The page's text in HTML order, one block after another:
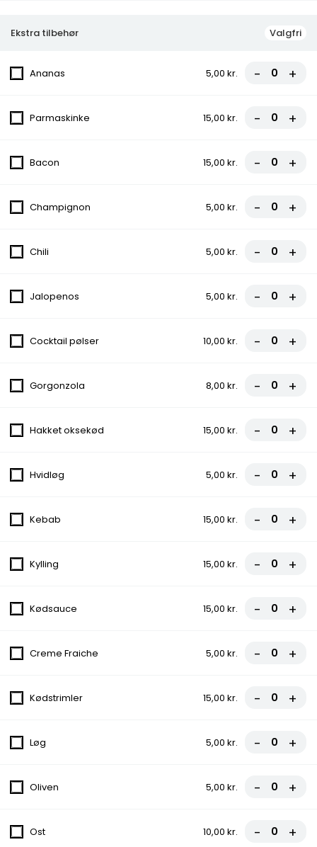
Frokosttilbud (fra kl. 11.00 - 15.00) Når frokostsulten melder sig,
eller du har brug for et lækkert eftermiddagsmåltid har vi altid
Tomatsauce, Ost, Skinke, Champignon
Tomatsauce, Ost, Pepperoni
Tomatsauce, Ost, Kødsauce, Løg
Tomatsauce, Ost, Skinke, Ananas
128.Frokost Pizza
Ananas
Tomatsauce, Ost, Kødsauce, Spaghetti
Ost, Kebab, Salat, Dressing
70,00 kr.
131.Viking
70,00 kr.
132.Durum
Ekstra tilbehør Valgfri
Ananas 5,00 kr. - +
Parmaskinke 15,00 kr. - +
Bacon 15,00 kr. - +
Champignon 5,00 kr. - +
Chili 5,00 kr. - +
Jalopenos 5,00 kr. - +
Cocktail pølser 10,00 kr. - +
Gorgonzola 8,00 kr. - +
Hakket oksekød 15,00 kr. - +
Hvidløg 5,00 kr. - +
Kebab 15,00 kr. - +
Kylling 15,00 kr. - +
Kødsauce 15,00 kr. - +
Creme Fraiche 5,00 kr. - +
Kødstrimler 15,00 kr. - +
Løg 5,00 kr. - +
Oliven 5,00 kr. - +
Ost 10,00 kr. - +